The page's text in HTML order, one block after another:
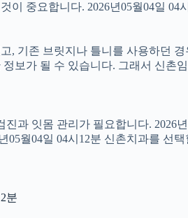
이 중요합니다. 2026년05월04일 04
, 기존 브릿지나 틀니를 사용하던
보가 될 수 있습니다. 그래서 신
진과 잇몸 관리가 필요합니다.
05월04일 04시12분 신촌치과를
분